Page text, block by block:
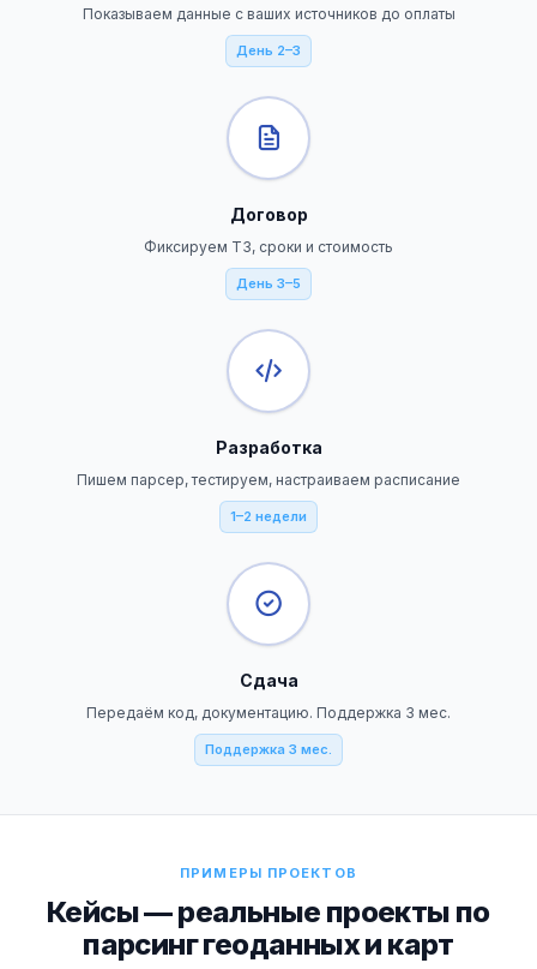
Показываем данные с ваших источников до оплаты
День 2–3
Договор
Фиксируем ТЗ, сроки и стоимость
День 3–5
Разработка
Пишем парсер, тестируем, настраиваем расписание
1–2 недели
Сдача
Передаём код, документацию. Поддержка 3 мес.
Поддержка 3 мес.
ПРИМЕРЫ ПРОЕКТОВ
Кейсы — реальные проекты по
парсинг геоданных и карт